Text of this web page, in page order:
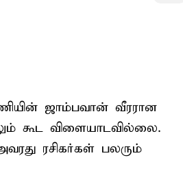
ஜாம்பவான் வீரரான
கூட விளையாடவில்லை.
ரசிகர்கள் பலரும்